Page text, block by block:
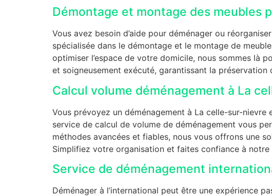
Démontage et montage des meubles
Vous avez besoin d’aide pour déménager ou
spécialisée dans le démontage et le montage de
optimiser l’espace de votre domicile, nous sommes là
et soigneusement exécuté, garantissant la
Calcul volume déménagement à La
Vous prévoyez un déménagement à La celle-sur-
service de calcul de volume de déménagement vous
méthodes avancées et fiables, nous vous offrons une
Simplifiez votre organisation et faites confiance à
Service de déménagement
Déménager à l’international peut être une expérience